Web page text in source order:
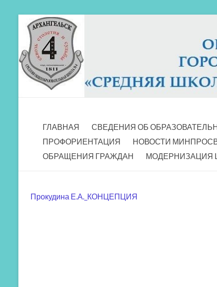
Перейти
содержимому
МБОУ СШ 4
ГЛАВНАЯ
СВЕДЕНИЯ ОБ
ПРОФОРИЕНТАЦИЯ
НОВОСТИ
ОБРАЩЕНИЯ ГРАЖДАН
МОДЕРНИЗАЦИЯ
Прокудина Е.А._КОНЦЕПЦИЯ